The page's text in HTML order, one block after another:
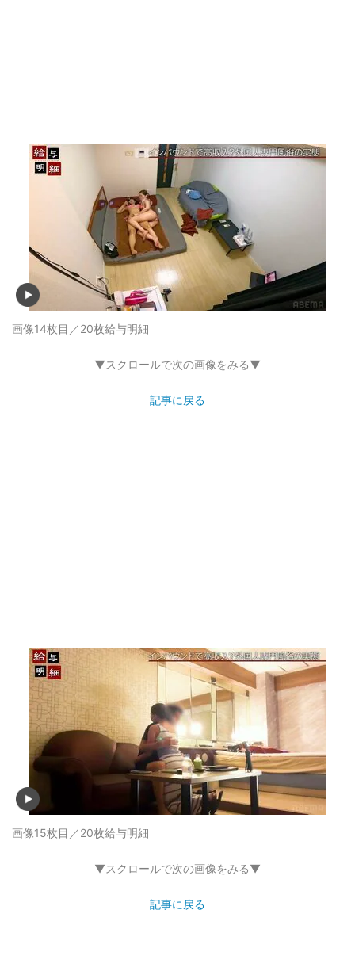
画像14枚目／20枚給与明細
▼スクロールで次の画像をみる▼
記事に戻る
画像15枚目／20枚給与明細
▼スクロールで次の画像をみる▼
記事に戻る